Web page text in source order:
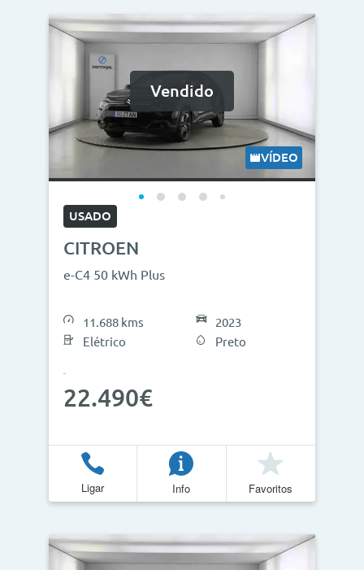
Vendido
VÍDEO
USADO
CITROEN
e-C4 50 kWh Plus
11.688 kms
Elétrico
2023
Preto
22.490€
Ligar Info Favoritos